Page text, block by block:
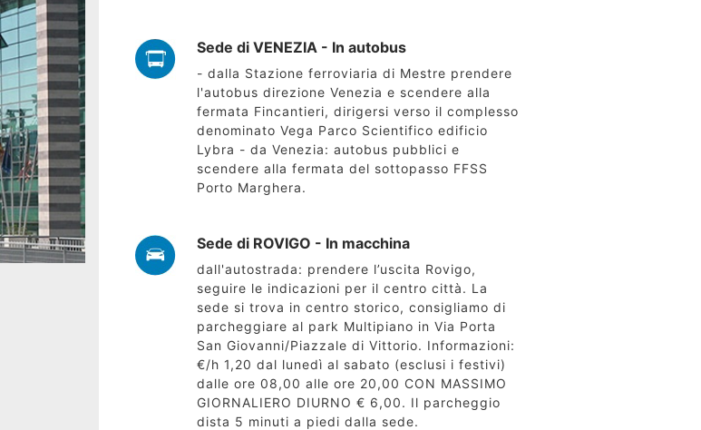
Sede di VENEZIA - In autobus
- dalla Stazione ferroviaria di Mestre prendere
l'autobus direzione Venezia e scendere alla
fermata Fincantieri, dirigersi verso il complesso
denominato Vega Parco Scientifico edificio
Lybra - da Venezia: autobus pubblici e
scendere alla fermata del sottopasso FFSS
Porto Marghera.
Sede di ROVIGO - In macchina
dall'autostrada: prendere l’uscita Rovigo,
seguire le indicazioni per il centro città. La
sede si trova in centro storico, consigliamo di
parcheggiare al park Multipiano in Via Porta
San Giovanni/Piazzale di Vittorio. Informazioni:
€/h 1,20 dal lunedì al sabato (esclusi i festivi)
dalle ore 08,00 alle ore 20,00 CON MASSIMO
GIORNALIERO DIURNO € 6,00. Il parcheggio
dista 5 minuti a piedi dalla sede.